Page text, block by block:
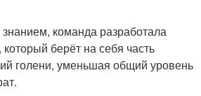
команда разработала
который берёт на себя часть
голени, уменьшая общий уровень